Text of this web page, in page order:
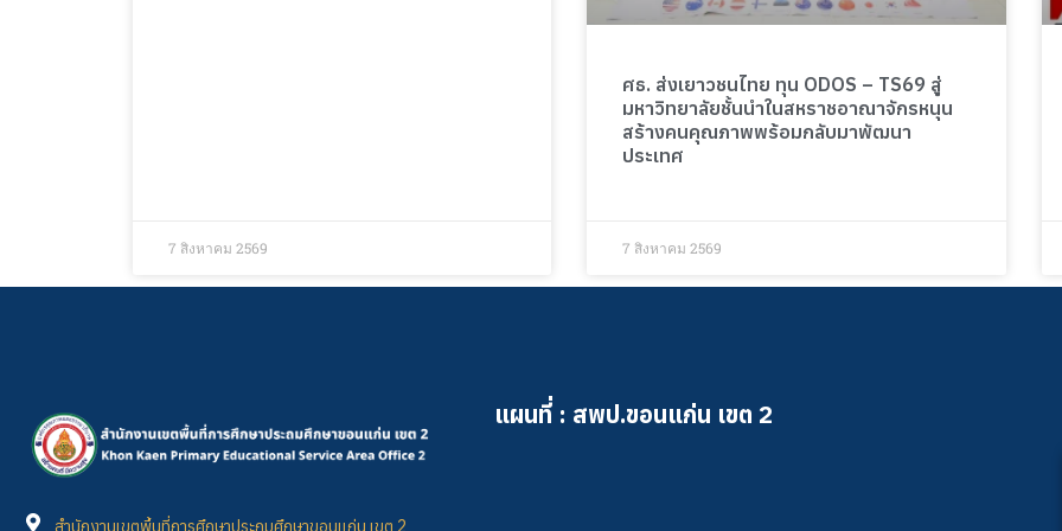
7 สิงหาคม 2569
ศธ. ส่งเยาวชนไทย ทุน ODOS – TS69 สู่
มหาวิทยาลัยชั้นนำในสหราชอาณาจักรหนุน
สร้างคนคุณภาพพร้อมกลับมาพัฒนา
ประเทศ
7 สิงหาคม 2569
แผนที่ : สพป.ขอนแก่น เขต 2